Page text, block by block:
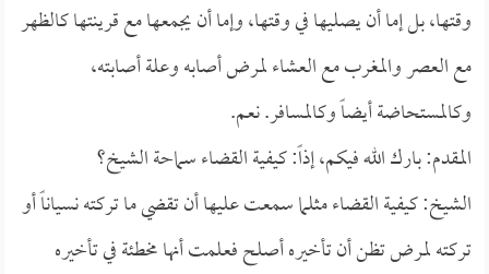
وقتها، بل إما أن يصليها في وقتها، وإما أن يجمعها مع قرينتها كالظهر
مع العصر والمغرب مع العشاء لمرض أصابه وعلة أصابته،
وكالمستحاضة أيضاً وكالمسافر. نعم.
المقدم: بارك الله فيكم، إذاً: كيفية القضاء سماحة الشيخ؟
الشيخ: كيفية القضاء مثلما سمعت عليها أن تقضي ما تركته نسياناً أو
تركته لمرض تظن أن تأخيره أصلح فعلمت أنها مخطئة في تأخيره